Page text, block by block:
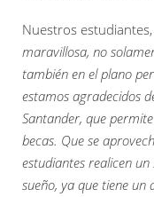
Nuestros
maravillosa, no
también en el plano
estamos agradecidos
Santander, que
becas. Que se
estudiantes realicen
sueño, ya que tiene un